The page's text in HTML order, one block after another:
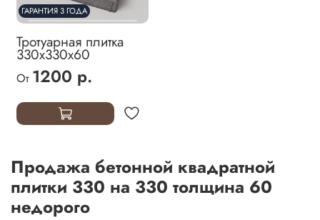
ГАРАНТИЯ 3 ГОДА
Тротуарная плитка
330х330х60
От 1200 р.
Продажа бетонной квадратной
плитки 330 на 330 толщина 60
недорого